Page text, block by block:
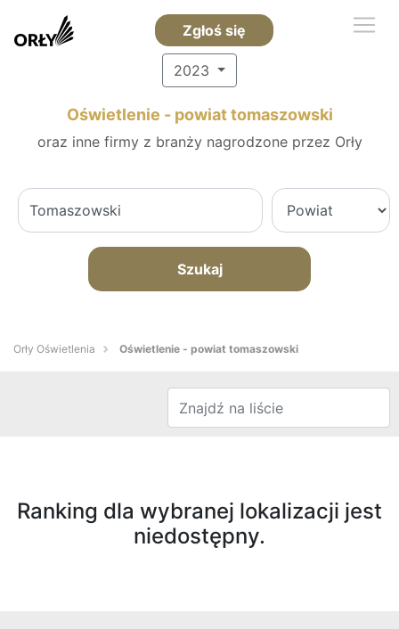
Zgłoś się
2023
Oświetlenie - powiat tomaszowski
oraz inne firmy z branży nagrodzone przez Orły
Szukaj
Orły Oświetlenia Oświetlenie - powiat tomaszowski
Ranking dla wybranej lokalizacji jest
niedostępny.